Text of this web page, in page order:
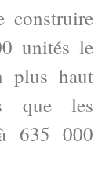
construire
unités le
plus haut
que les
à 635 000